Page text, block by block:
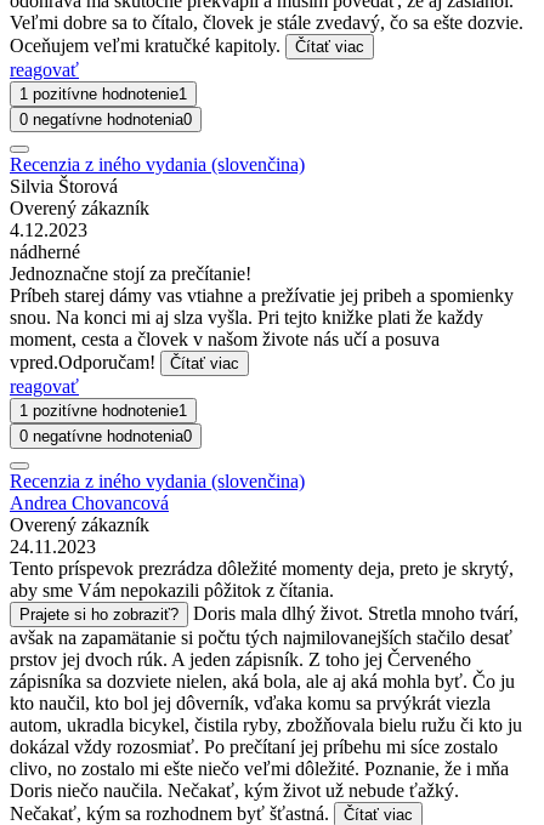
Veľmi dobre sa to čítalo, človek je stále zvedavý, čo sa ešte dozvie.
Oceňujem veľmi kratučké kapitoly.
Čítať viac
reagovať
1 pozitívne hodnotenie1
0 negatívne hodnotenia0
Recenzia z iného vydania (slovenčina)
Silvia Štorová
Overený zákazník
4.12.2023
nádherné
Jednoznačne stojí za prečítanie!
Príbeh starej dámy vas vtiahne a prežívatie jej pribeh a spomienky
snou. Na konci mi aj slza vyšla. Pri tejto knižke plati že každy
moment, cesta a človek v našom živote nás učí a posuva
vpred.Odporučam!
Čítať viac
reagovať
1 pozitívne hodnotenie1
0 negatívne hodnotenia0
Recenzia z iného vydania (slovenčina)
Andrea Chovancová
Overený zákazník
24.11.2023
Tento príspevok prezrádza dôležité momenty deja, preto je skrytý,
aby sme Vám nepokazili pôžitok z čítania.
Prajete si ho zobraziť?
Doris mala dlhý život. Stretla mnoho tvárí,
avšak na zapamätanie si počtu tých najmilovanejších stačilo desať
prstov jej dvoch rúk. A jeden zápisník. Z toho jej Červeného
zápisníka sa dozviete nielen, aká bola, ale aj aká mohla byť. Čo ju
kto naučil, kto bol jej dôverník, vďaka komu sa prvýkrát viezla
autom, ukradla bicykel, čistila ryby, zbožňovala bielu ružu či kto ju
dokázal vždy rozosmiať. Po prečítaní jej príbehu mi síce zostalo
clivo, no zostalo mi ešte niečo veľmi dôležité. Poznanie, že i mňa
Doris niečo naučila. Nečakať, kým život už nebude ťažký.
Nečakať, kým sa rozhodnem byť šťastná.
Čítať viac